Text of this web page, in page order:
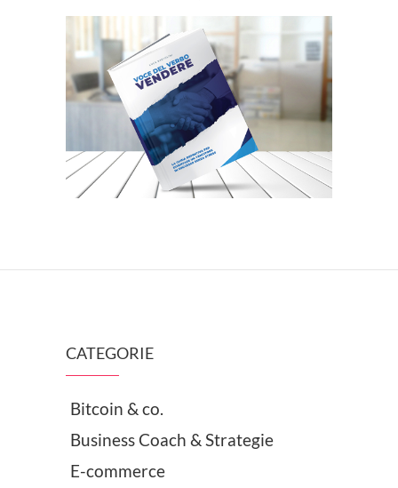
CATEGORIE
Bitcoin & co.
Business Coach & Strategie
E-commerce